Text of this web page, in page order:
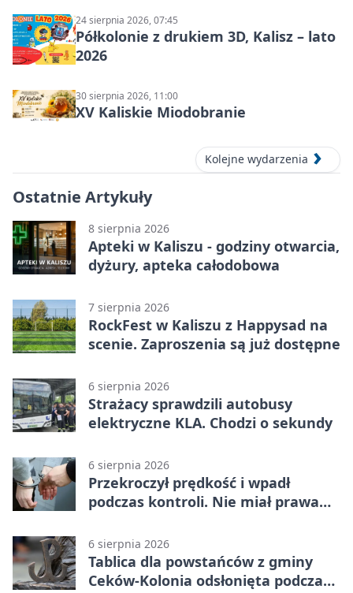
24 sierpnia 2026, 07:45
Półkolonie z drukiem 3D, Kalisz – lato
2026
30 sierpnia 2026, 11:00
XV Kaliskie Miodobranie
Kolejne wydarzenia
Ostatnie Artykuły
8 sierpnia 2026
Apteki w Kaliszu - godziny otwarcia,
dyżury, apteka całodobowa
7 sierpnia 2026
RockFest w Kaliszu z Happysad na
scenie. Zaproszenia są już dostępne
6 sierpnia 2026
Strażacy sprawdzili autobusy
elektryczne KLA. Chodzi o sekundy
6 sierpnia 2026
Przekroczył prędkość i wpadł
podczas kontroli. Nie miał prawa
6 sierpnia 2026
Tablica dla powstańców z gminy
Ceków-Kolonia odsłonięta podczas